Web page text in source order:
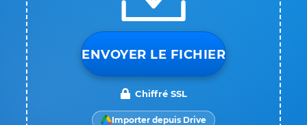
ENVOYER LE FICHIER
Chiffré SSL
Importer depuis Drive